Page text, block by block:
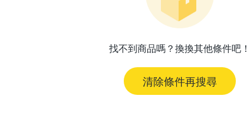
找不到商品嗎？換換其他條件吧！
清除條件再搜尋